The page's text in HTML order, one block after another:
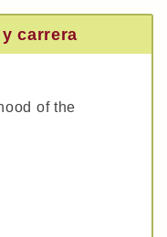
carrera
of the